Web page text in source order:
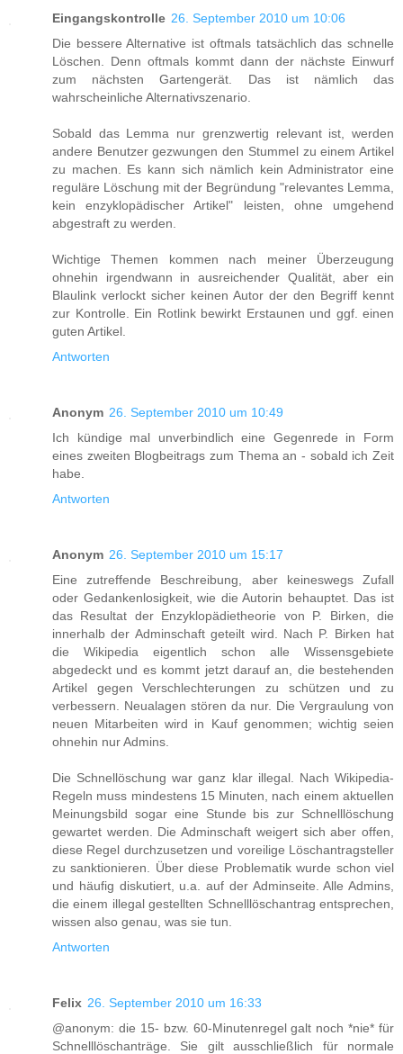
Eingangskontrolle 26. September 2010 um 10:06
Die bessere Alternative ist oftmals tatsächlich das schnelle
Löschen. Denn oftmals kommt dann der nächste Einwurf
zum nächsten Gartengerät. Das ist nämlich das
wahrscheinliche Alternativszenario.
Sobald das Lemma nur grenzwertig relevant ist, werden
andere Benutzer gezwungen den Stummel zu einem Artikel
zu machen. Es kann sich nämlich kein Administrator eine
reguläre Löschung mit der Begründung "relevantes Lemma,
kein enzyklopädischer Artikel" leisten, ohne umgehend
abgestraft zu werden.
Wichtige Themen kommen nach meiner Überzeugung
ohnehin irgendwann in ausreichender Qualität, aber ein
Blaulink verlockt sicher keinen Autor der den Begriff kennt
zur Kontrolle. Ein Rotlink bewirkt Erstaunen und ggf. einen
guten Artikel.
Antworten
Anonym 26. September 2010 um 10:49
Ich kündige mal unverbindlich eine Gegenrede in Form
eines zweiten Blogbeitrags zum Thema an - sobald ich Zeit
habe.
Antworten
Anonym 26. September 2010 um 15:17
Eine zutreffende Beschreibung, aber keineswegs Zufall
oder Gedankenlosigkeit, wie die Autorin behauptet. Das ist
das Resultat der Enzyklopädietheorie von P. Birken, die
innerhalb der Adminschaft geteilt wird. Nach P. Birken hat
die Wikipedia eigentlich schon alle Wissensgebiete
abgedeckt und es kommt jetzt darauf an, die bestehenden
Artikel gegen Verschlechterungen zu schützen und zu
verbessern. Neualagen stören da nur. Die Vergraulung von
neuen Mitarbeiten wird in Kauf genommen; wichtig seien
ohnehin nur Admins.
Die Schnellöschung war ganz klar illegal. Nach Wikipedia-
Regeln muss mindestens 15 Minuten, nach einem aktuellen
Meinungsbild sogar eine Stunde bis zur Schnelllöschung
gewartet werden. Die Adminschaft weigert sich aber offen,
diese Regel durchzusetzen und voreilige Löschantragsteller
zu sanktionieren. Über diese Problematik wurde schon viel
und häufig diskutiert, u.a. auf der Adminseite. Alle Admins,
die einem illegal gestellten Schnelllöschantrag entsprechen,
wissen also genau, was sie tun.
Antworten
Felix 26. September 2010 um 16:33
@anonym: die 15- bzw. 60-Minutenregel galt noch *nie* für
Schnelllöschanträge. Sie gilt ausschließlich für normale